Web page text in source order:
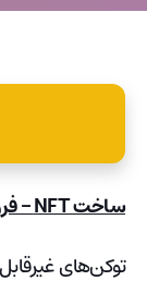
ساخت NFT – فروش NFT